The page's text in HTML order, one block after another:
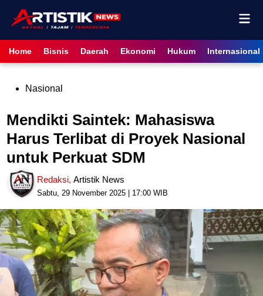
content
Home Bisnis Daerah Ekonomi Hukum Internasional
PostedNasional
Mendikti Saintek: Mahasiswa
Harus Terlibat di Proyek Nasional
untuk Perkuat SDM
Redaksi,Artistik News
Sabtu, 29 November 2025 | 17:00 WIB